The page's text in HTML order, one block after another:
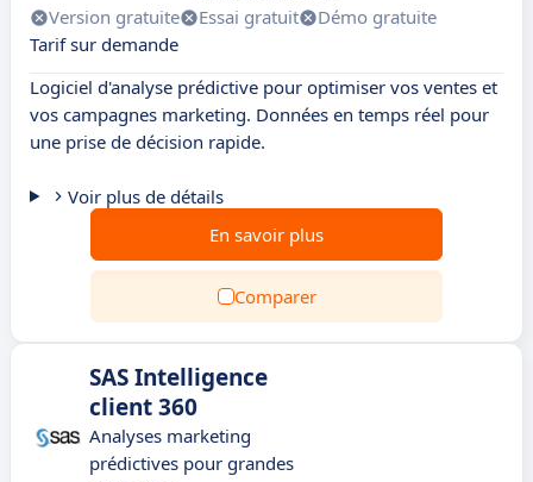
Version gratuite Essai gratuit
Démo gratuite
Tarif sur demande
Logiciel d'analyse prédictive pour optimiser vos ventes et
vos campagnes marketing. Données en temps réel pour
une prise de décision rapide.
Voir plus de détails
En savoir plus
Comparer
SAS Intelligence
client 360
Analyses marketing
prédictives pour grandes